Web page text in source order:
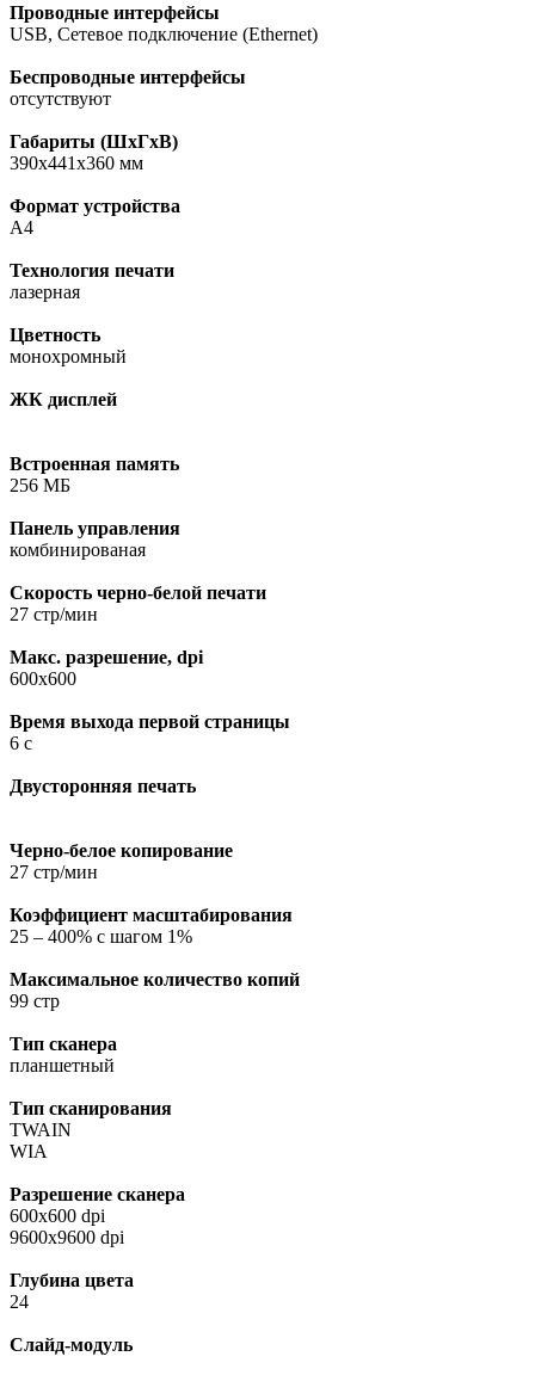
Проводные интерфейсы
USB, Сетевое подключение (Ethernet)
Беспроводные интерфейсы
отсутствуют
Габариты (ШхГхВ)
390x441x360 мм
Формат устройства
A4
Технология печати
лазерная
Цветность
монохромный
ЖК дисплей
Встроенная память
256 МБ
Панель управления
комбинированая
Скорость черно-белой печати
27 стр/мин
Макс. разрешение, dpi
600х600
Время выхода первой страницы
6 с
Двусторонняя печать
Черно-белое копирование
27 стр/мин
Коэффициент масштабирования
25 – 400% с шагом 1%
Максимальное количество копий
99 стр
Тип сканера
планшетный
Тип сканирования
TWAIN
WIA
Разрешение cканера
600х600 dpi
9600х9600 dpi
Глубина цвета
24
Слайд-модуль